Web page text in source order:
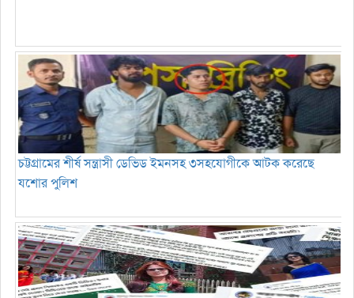
চট্টগ্রামের শীর্ষ সন্ত্রাসী ডেভিড ইমনসহ ৩সহযোগীকে আটক করেছে
যশোর পুলিশ